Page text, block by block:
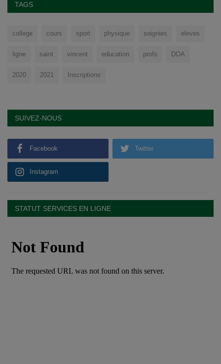
TAGS
college cours sport physique soignies eleves
ligne saint vincent education profs DOA
2020 2021 Inscriptions
SUIVEZ-NOUS
Facebook Twitter
Instagram
STATUT SERVICES EN LIGNE